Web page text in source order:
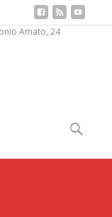
Amato, 24
Ricerca